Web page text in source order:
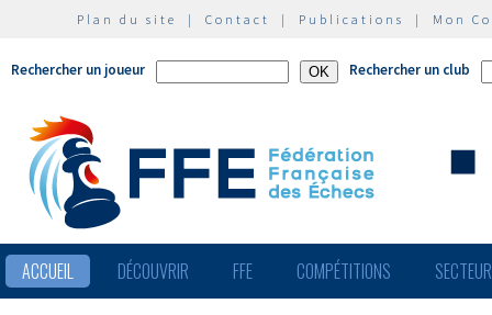
Plan du site | Contact | Publications | Mon
Rechercher un joueur Rechercher un club
ACCUEIL DÉCOUVRIR FFE COMPÉTITIONS